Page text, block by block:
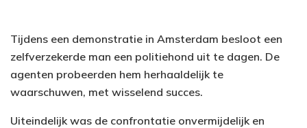
Tijdens een demonstratie in Amsterdam besloot een
zelfverzekerde man een politiehond uit te dagen. De
agenten probeerden hem herhaaldelijk te
waarschuwen, met wisselend succes.
Uiteindelijk was de confrontatie onvermijdelijk en